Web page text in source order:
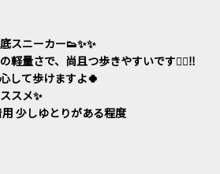
スニーカー👟✨✨
軽量さで、尚且つ歩きやすいです🚶‍♀️‼️
して歩けますよ🍀
スメ✨
用 少しゆとりがある程度